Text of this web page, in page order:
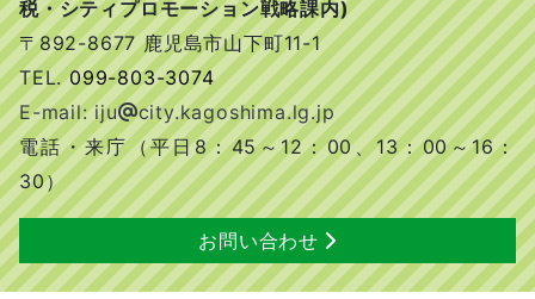
税・シティプロモーション戦略課内)
〒892-8677 鹿児島市山下町11-1
TEL.099-803-3074
E-mail: iju
city.kagoshima.lg.jp
電話・来庁（平日8：45～12：00、13：00～16：
30）
お問い合わせ